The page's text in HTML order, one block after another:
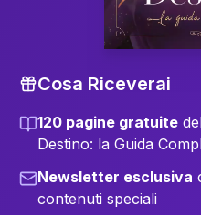
Cosa Riceverai
120 pagine gratuite
Destino: la Guida
Newsletter esclusiva
contenuti speciali